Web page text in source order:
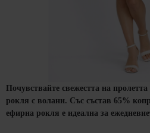
Почувствайте свежестта на
рокля с волани. Със състав 65%
ефирна рокля е идеална за